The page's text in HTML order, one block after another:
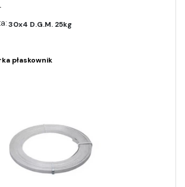
30x4 D.G.M. 25kg
płaskownik